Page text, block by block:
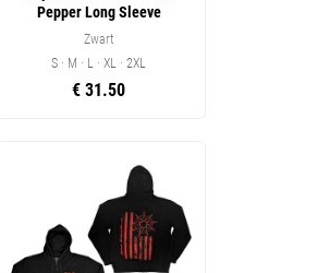
Pepper Long Sleeve
Zwart
S · M · L · XL · 2XL
€ 31.50